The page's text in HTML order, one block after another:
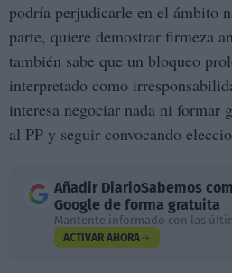
podría perjudicarle en el ámbito
parte, quiere demostrar firmeza
también sabe que un bloqueo
interpretado como
interesa negociar nada ni formar
al PP y seguir convocando
Añadir DiarioSabemos
Google de forma gratuita
Mantente informado con las
ACTIVAR AHORA